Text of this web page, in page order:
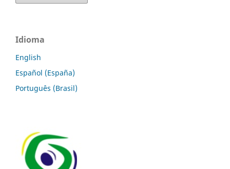
Idioma
English
Español (España)
Português (Brasil)